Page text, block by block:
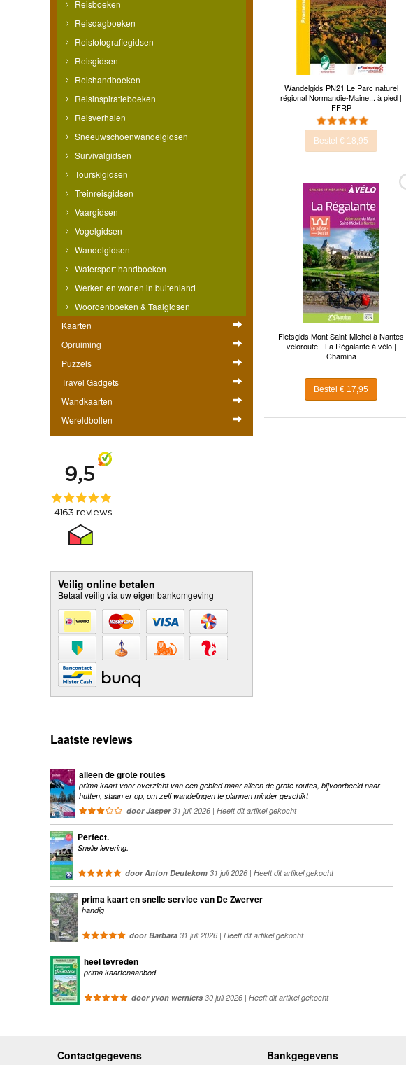
Reisboeken
Reisdagboeken
Reisfotografiegidsen
Reisgidsen
Reishandboeken
Reisinspiratieboeken
Reisverhalen
Sneeuwschoenwandelgidsen
Survivalgidsen
Tourskigidsen
Treinreisgidsen
Vaargidsen
Vogelgidsen
Wandelgidsen
Watersport handboeken
Werken en wonen in buitenland
Woordenboeken & Taalgidsen
Kaarten
Opruiming
Puzzels
Travel Gadgets
Wandkaarten
Wereldbollen
Veilig online betalen
Betaal veilig via uw eigen bankomgeving
Wandelgids PN21 Le Parc naturel
régional Normandie-Maine... à pied |
FFRP
Bestel € 18,95
Fietsgids Mont Saint-Michel à Nantes
véloroute - La Régalante à vélo |
Chamina
Bestel € 17,95
Laatste reviews
alleen de grote routes
prima kaart voor overzicht van een gebied maar alleen de grote routes, bijvoorbeeld naar
hutten, staan er op, om zelf wandelingen te plannen minder geschikt
door Jasper31 juli 2026 | Heeft dit artikel gekocht
Perfect.
Snelle levering.
door Anton Deutekom 31 juli 2026 | Heeft dit artikel gekocht
prima kaart en snelle service van De Zwerver
handig
door Barbara 31 juli 2026 | Heeft dit artikel gekocht
heel tevreden
prima kaartenaanbod
door yvon werniers 30 juli 2026 | Heeft dit artikel gekocht
Contactgegevens Bankgegevens